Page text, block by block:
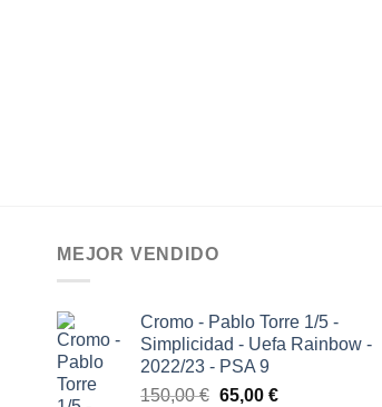
MEJOR VENDIDO
Cromo - Pablo Torre 1/5 -
Simplicidad - Uefa Rainbow -
2022/23 - PSA 9
150,00€ El
65,00 €El